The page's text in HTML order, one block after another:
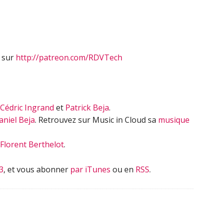
sur http://patreon.com/RDVTech
Cédric Ingrand et Patrick Beja.
Beja. Retrouvez sur Music in Cloud sa musique
Florent Berthelot.
, et vous abonner par iTunes ou en RSS.